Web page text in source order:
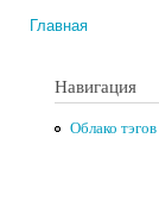
Главная
Навигация
Облако тэгов